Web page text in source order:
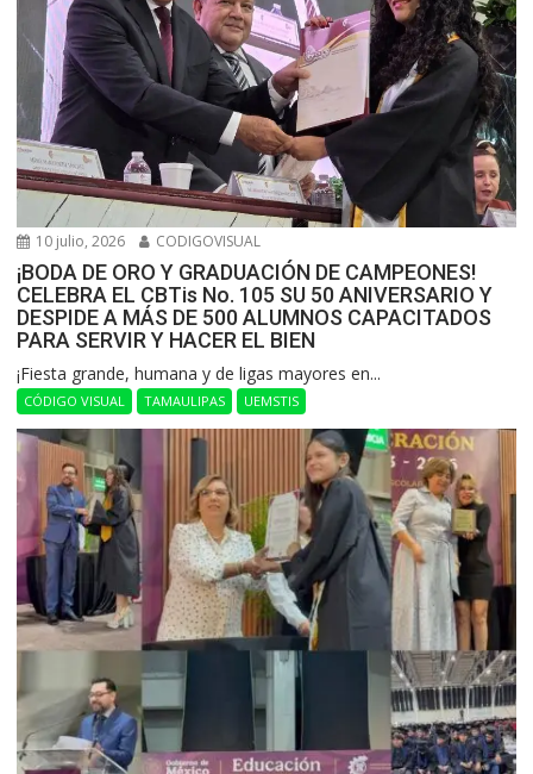
10 julio, 2026 CODIGOVISUAL
¡BODA DE ORO Y GRADUACIÓN DE CAMPEONES!
CELEBRA EL CBTis No. 105 SU 50 ANIVERSARIO Y
DESPIDE A MÁS DE 500 ALUMNOS CAPACITADOS
PARA SERVIR Y HACER EL BIEN
​¡Fiesta grande, humana y de ligas mayores en...
CÓDIGO VISUAL TAMAULIPAS UEMSTIS